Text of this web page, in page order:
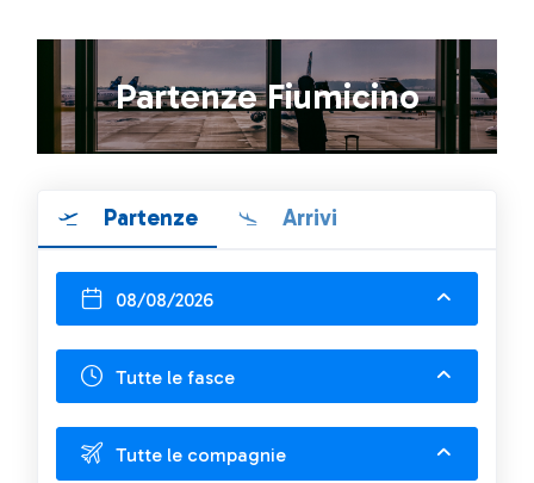
Partenze Fiumicino
Partenze Arrivi
08/08/2026
Tutte le fasce
Tutte le compagnie